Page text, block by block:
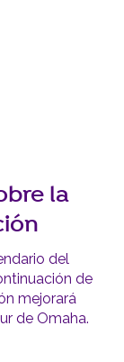
la
del
de
mejorará
de Omaha.